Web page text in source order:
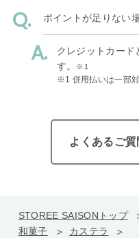
ポイントが足りない
クレジットカード
す。
※1
※1 併用払いは一部
よくあるご
STOREE SAISONトップ
和菓子
カステラ